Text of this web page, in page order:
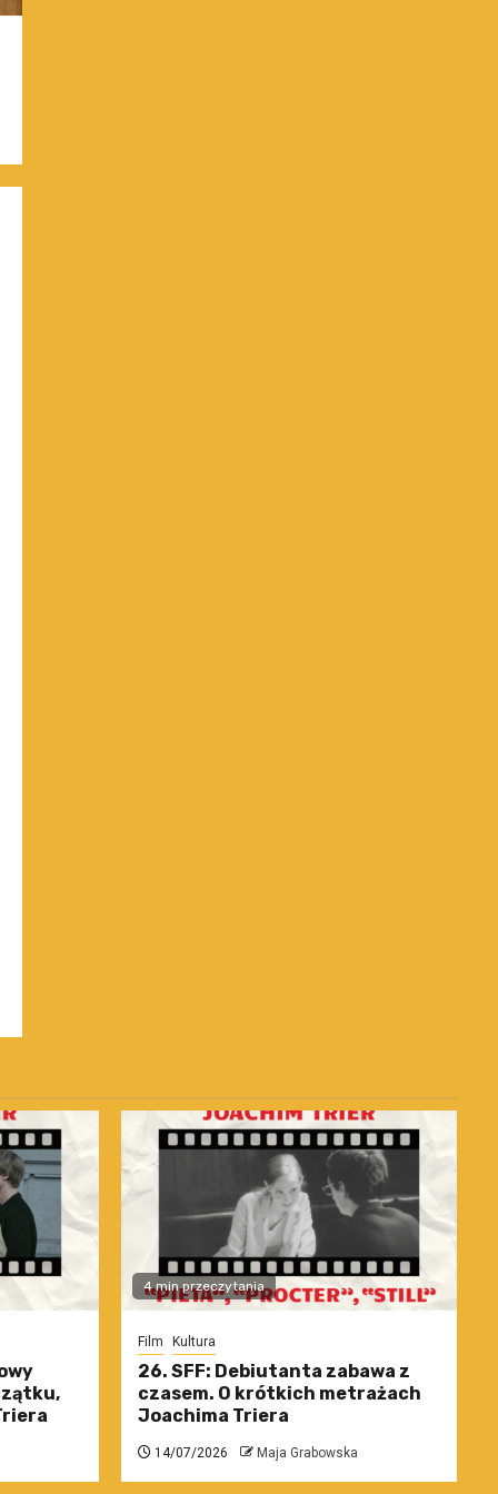
4 min przeczytania
Film Kultura
26. SFF: Debiutanta zabawa z
czasem. O krótkich metrażach
Joachima Triera
14/07/2026 Maja Grabowska